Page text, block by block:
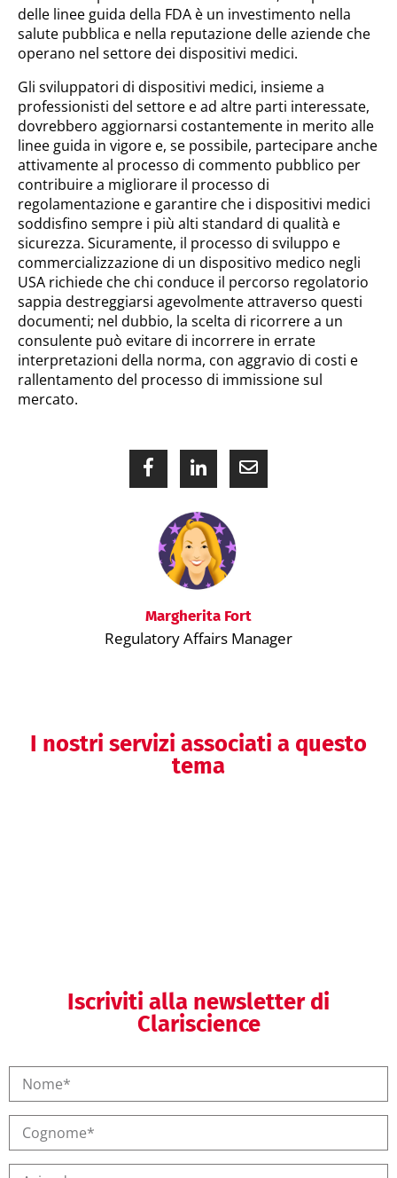
delle linee guida della FDA è un investimento nella
salute pubblica e nella reputazione delle aziende che
operano nel settore dei dispositivi medici.
Gli sviluppatori di dispositivi medici, insieme a
professionisti del settore e ad altre parti interessate,
dovrebbero aggiornarsi costantemente in merito alle
linee guida in vigore e, se possibile, partecipare anche
attivamente al processo di commento pubblico per
contribuire a migliorare il processo di
regolamentazione e garantire che i dispositivi medici
soddisfino sempre i più alti standard di qualità e
sicurezza. Sicuramente, il processo di sviluppo e
commercializzazione di un dispositivo medico negli
USA richiede che chi conduce il percorso regolatorio
sappia destreggiarsi agevolmente attraverso questi
documenti; nel dubbio, la scelta di ricorrere a un
consulente può evitare di incorrere in errate
interpretazioni della norma, con aggravio di costi e
rallentamento del processo di immissione sul
mercato.
Margherita Fort
Regulatory Affairs Manager
I nostri servizi associati a questo
tema
Iscriviti alla newsletter di
Clariscience